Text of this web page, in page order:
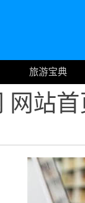
旅游宝典
网站